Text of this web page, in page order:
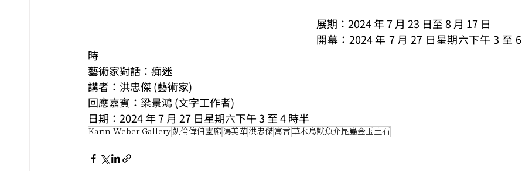
展期：2024 年 7 月 23 日至 8 月 17 日
開幕：2024 年 7 月 27 日星期六下午 3 至 6
時
藝術家對話：痴迷
講者：洪忠傑 (藝術家)
回應嘉賓：梁景鴻 (文字工作者)
日期：2024 年 7 月 27 日星期六下午 3 至 4 時半
Karin Weber Gallery凱倫偉伯畫廊 馮美華 洪忠傑寓言 草木鳥獸魚介昆蟲金玉土石